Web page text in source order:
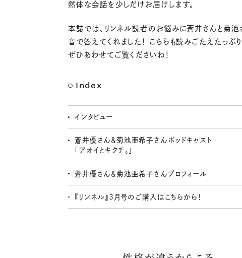
然体な会話を少しだけお届けします。
本誌では、リンネル読者のお悩みに蒼井さんと菊池
音で答えてくれました！ こちらも読みごたえたっぷ
ぜひあわせてご覧くださいね！
Index
インタビュー
蒼井優さん＆菊池亜希子さんポッドキャスト
「アオイとキクチ。」
蒼井優さん＆菊池亜希子さんプロフィール
『リンネル』3月号のご購入はこちらから！